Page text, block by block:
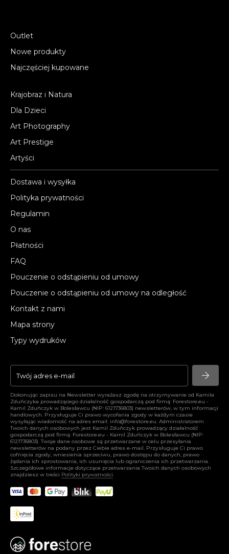
Outlet
Nowe produkty
Najczęściej kupowane
Krajobraz i Natura
Dla Dzieci
Art Photography
Art Prestige
Artyści
Dostawa i wysyłka
Polityka prywatności
Regulamin
O nas
Płatności
FAQ
Pouczenie o odstąpieniu od umowy
Pouczenie o odstąpieniu od umowy na odległość
Kontakt z nami
Mapa strony
Typy wydruków
arrow_forward
Dokonując zapisu na Newsletter wyrażasz zgodę na otrzymywanie od Kamila
Zduńczyka prowadzącego działalność gospodarczą pod firmą: Forestore.eu -
Kamil Zduńczyk w Bolesławcu (NIP: 6121736803) newsletterów, w tym informacji
handlowych. Przysługuje Ci prawo wycofania zgody w każdym czasie
wysyłając wiadomość na adres email: info@forestore.eu. Administratorem
Twoich danych osobowych jest Kamil Zduńczyk prowadzący działalność
gospodarczą pod firmą: Forestore.eu - Kamil Zduńczyk w Bolesławcu (NIP:
6121736803). Twoje dane osobowe są przetwarzane w celu przesyłania
newsletterów na podany przez Ciebie adres e-mail. Przysługuje Ci prawo
cofnięcia zgody, wniesienia sprzeciwu, prawo dostępu do danych, prawo
żądania ich sprostowania, ich usunięcia lub ograniczenia ich przetwarzania.
Szczegółowe informacje dotyczące przetwarzania Twoich danych osobowych
znajdziesz w treści Polityki prywatności.